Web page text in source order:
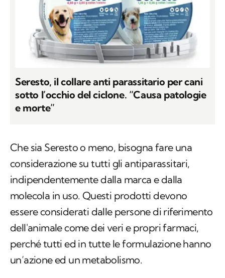
Seresto, il collare anti parassitario per cani
sotto l’occhio del ciclone. “Causa patologie
e morte”
Che sia Seresto o meno, bisogna fare una
considerazione su tutti gli antiparassitari,
indipendentemente dalla marca e dalla
molecola in uso. Questi prodotti devono
essere considerati dalle persone di riferimento
dell'animale come dei veri e propri farmaci,
perché tutti ed in tutte le formulazione hanno
un’azione ed un metabolismo.